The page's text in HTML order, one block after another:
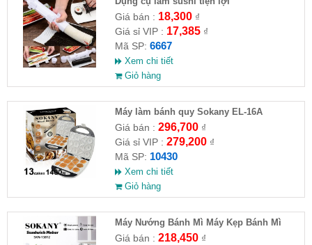
Giá bán : 18,300₫
Giá sỉ VIP : 17,385₫
Mã SP: 6667
Xem chi tiết
Giỏ hàng
Máy làm bánh quy Sokany EL-16A
Giá bán : 296,700₫
Giá sỉ VIP : 279,200₫
Mã SP: 10430
Xem chi tiết
Giỏ hàng
Máy Nướng Bánh Mì Máy Kẹp Bánh Mì
Sandwich SOKANY SKN-14013
Giá bán : 218,450₫